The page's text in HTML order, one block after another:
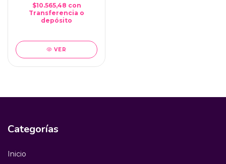
$10.565,48 con
Transferencia o
depósito
VER
Categorías
Inicio